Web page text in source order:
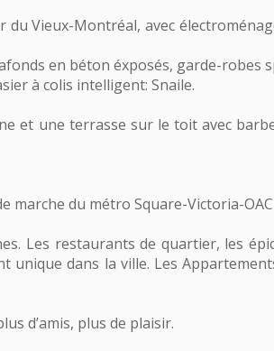
Vieux-Montréal, avec
en béton éxposés, garde-robes
à colis intelligent: Snaile.
et une terrasse sur le toit avec
marche du métro Square-Victoria-
Les restaurants de quartier, les
dans la ville. Les
d’amis, plus de plaisir.